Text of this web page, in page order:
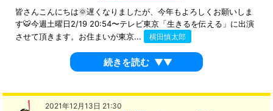
皆さんこんにちは🌞遅くなりましたが、今年もよろしくお願いしま
す🐯今週土曜日2/19 20:54〜テレビ東京「生きるを伝える」に出演
させて頂きます。お住まいが東京...
横田慎太郎
続きを読む ▼▼
2021年12月13日 21:30